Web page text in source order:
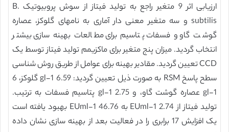
ارزیابی اثر 9 متغیر راجع به تولید فیتاز از سوش پروبیوتیک B.
subtilis و سه متغیر معنی دار آماری به نامهای گلوکز، عصاره
گوشت گاو و فسفات پتاسیم برای مطالعات بهینه سازی بیشتر
انتخاب گردید. میزان پنج متغیر برای ماکزیمم تولید فیتاز توسط یک
CCD تعیین گردید. مقادیر بهینه برای عوامل از طریق روش شناسی
سطح پاسخ RSM به صورت ذیل تعیین گردید: 6.59 gl-1 گلوکز، 6
gl-1 عصاره گوشت گاو، و 2.75 gl-1 پتاسیم فسفات به ترتیب.
تولید فیتاز از 2.74 EUml-1 به 46.76 EUml-1 بهبود یافته است
یک افزایش 17 برابری را در فعالیت بعد از بهینه سازی نشان داده